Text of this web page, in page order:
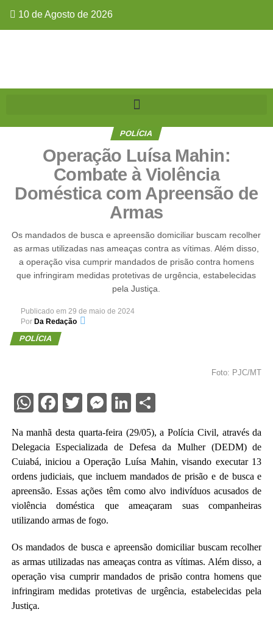
10 de Agosto de 2026
POLÍCIA
Operação Luísa Mahin:
Combate à Violência
Doméstica com Apreensão de
Armas
Os mandados de busca e apreensão domiciliar buscam recolher
as armas utilizadas nas ameaças contra as vítimas. Além disso,
a operação visa cumprir mandados de prisão contra homens
que infringiram medidas protetivas de urgência, estabelecidas
pela Justiça.
Publicado em 29 de maio de 2024
Por Da Redação
POLÍCIA
Foto: PJC/MT
WhatsApp
Facebook
Twitter
Messenger
LinkedIn
Share
Na manhã desta quarta-feira (29/05), a Polícia Civil, através da
Delegacia Especializada de Defesa da Mulher (DEDM) de
Cuiabá, iniciou a Operação Luísa Mahin, visando executar 13
ordens judiciais, que incluem mandados de prisão e de busca e
apreensão. Essas ações têm como alvo indivíduos acusados de
violência doméstica que ameaçaram suas companheiras
utilizando armas de fogo.
Os mandados de busca e apreensão domiciliar buscam recolher
as armas utilizadas nas ameaças contra as vítimas. Além disso, a
operação visa cumprir mandados de prisão contra homens que
infringiram medidas protetivas de urgência, estabelecidas pela
Justiça.